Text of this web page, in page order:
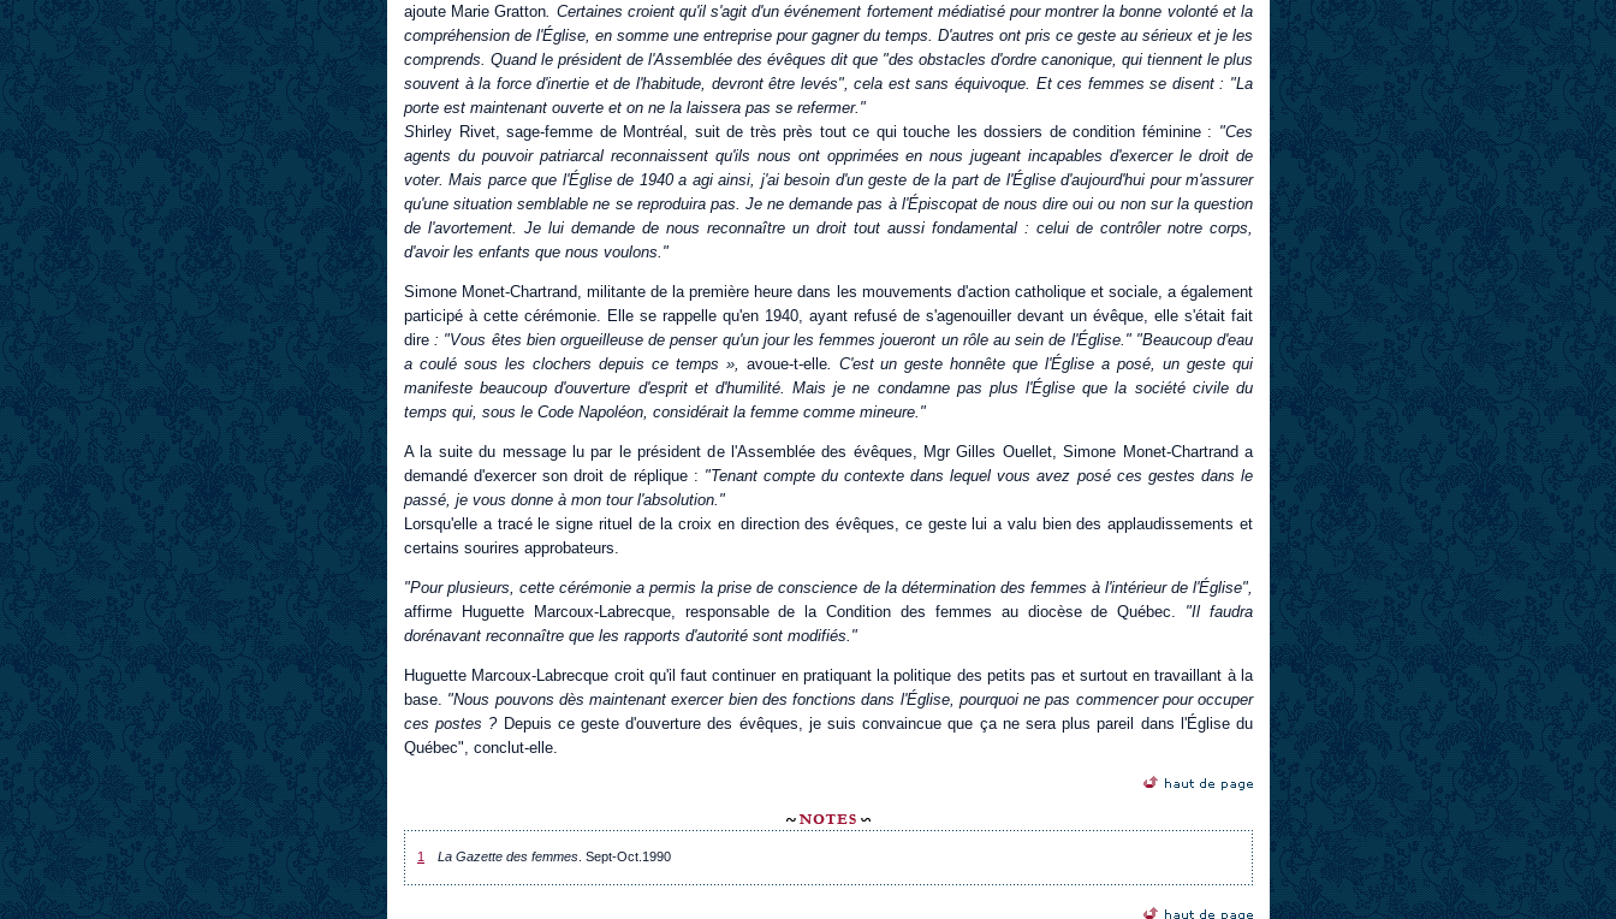
ajoute Marie Gratton . Certaines croient qu'il s'agit d'un événement fortement médiatisé pour montrer la bonne volonté et la
compréhension de l'Église, en somme une entreprise pour gagner du temps. D'autres ont pris ce geste au sérieux et je les
comprends. Quand le président de l'Assemblée des évêques dit que "des obstacles d'ordre canonique, qui tiennent le plus
souvent à la force d'inertie et de l'habitude, devront être levés", cela est sans équivoque. Et ces femmes se disent : "La
porte est maintenant ouverte et on ne la laissera pas se refermer."
Shirley Rivet, sage-femme de Montréal, suit de très près tout ce qui touche les dossiers de condition féminine : "Ces
agents du pouvoir patriarcal reconnaissent qu'ils nous ont opprimées en nous jugeant incapables d'exercer le droit de
voter. Mais parce que l'Église de 1940 a agi ainsi, j'ai besoin d'un geste de la part de l'Église d'aujourd'hui pour m'assurer
qu'une situation semblable ne se reproduira pas. Je ne demande pas à l'Épiscopat de nous dire oui ou non sur la question
de l'avortement. Je lui demande de nous reconnaître un droit tout aussi fondamental : celui de contrôler notre corps,
d'avoir les enfants que nous voulons."
Simone Monet-Chartrand, militante de la première heure dans les mouvements d'action catholique et sociale, a également
participé à cette cérémonie. Elle se rappelle qu'en 1940, ayant refusé de s'agenouiller devant un évêque, elle s'était fait
dire : "Vous êtes bien orgueilleuse de penser qu'un jour les femmes joueront un rôle au sein de l'Église." "Beaucoup d'eau
a coulé sous les clochers depuis ce temps »,
avoue-t-elle. C'est un geste honnête que l'Église a posé, un geste qui
manifeste beaucoup d'ouverture d'esprit et d'humilité. Mais je ne condamne pas plus l'Église que la société civile du
temps qui, sous le Code Napoléon, considérait la femme comme mineure."
A la suite du message lu par le président de l'Assemblée des évêques, Mgr Gilles Ouellet, Simone Monet-Chartrand a
demandé d'exercer son droit de réplique : "Tenant compte du contexte dans lequel vous avez posé ces gestes dans le
passé, je vous donne à mon tour l'absolution."
Lorsqu'elle a tracé le signe rituel de la croix en direction des évêques, ce geste lui a valu bien des applaudissements et
certains sourires approbateurs.
"Pour plusieurs, cette cérémonie a permis la prise de conscience de la détermination des femmes à l'intérieur de l'Église",
affirme Huguette Marcoux-Labrecque, responsable de la Condition des femmes au diocèse de Québec. "Il faudra
dorénavant reconnaître que les rapports d'autorité sont modifiés."
Huguette Marcoux-Labrecque croit qu'il faut continuer en pratiquant la politique des petits pas et surtout en travaillant à la
base. "Nous pouvons dès maintenant exercer bien des fonctions dans l'Église, pourquoi ne pas commencer pour occuper
ces postes ?Depuis ce geste d'ouverture des évêques, je suis convaincue que ça ne sera plus pareil dans l'Église du
Québec", conclut-elle.
1 La Gazette des femmes . Sept-Oct.1990